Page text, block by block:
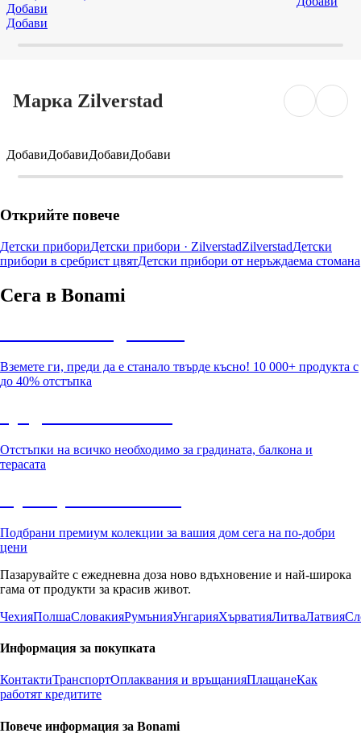
Добави
Добави
Марка Zilverstad
ДобавиДобавиДобавиДобави
Открийте повече
Детски прибориДетски прибори · ZilverstadZilverstadДетски
прибори в сребрист цвятДетски прибори от неръждаема стомана
Сега в Bonami
Вземете ги, преди да е станало твърде късно! 10 000+ продукта с
до 40% отстъпка
Отстъпки на всичко необходимо за градината, балкона и
терасата
Подбрани премиум колекции за вашия дом сега на по-добри
цени
Пазарувайте с ежедневна доза ново вдъхновение и най-широка
гама от продукти за красив живот.
ЧехияПолшаСловакияРумънияУнгарияХърватияЛитваЛатвия
Информация за покупката
КонтактиТранспортОплаквания и връщанияПлащанеКак
работят кредитите
Повече информация за Bonami